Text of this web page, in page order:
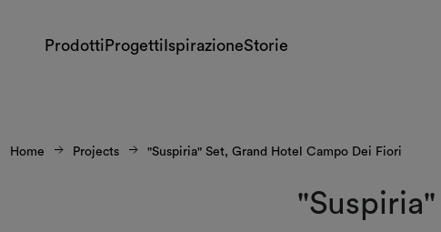
Prodotti Progetti IspirazioneStorie
Home Projects "Suspiria" Set, Grand Hotel Campo Dei Fiori